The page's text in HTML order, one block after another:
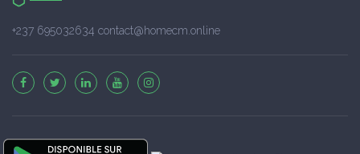
+237 695032634 contact@homecm.online